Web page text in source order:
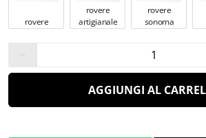
rovere
rovere
artigianale
rovere
sonoma
AGGIUNGI AL